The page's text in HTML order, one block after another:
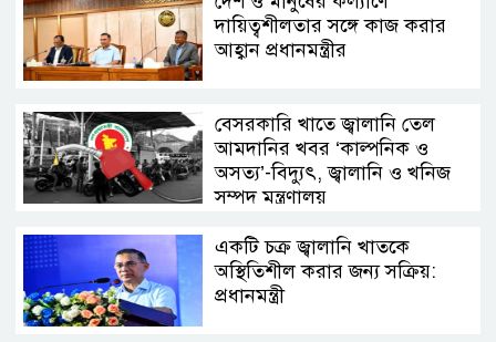
দায়িত্বশীলতার সঙ্গে কাজ করার
আহ্বান প্রধানমন্ত্রীর
বেসরকারি খাতে জ্বালানি তেল
আমদানির খবর ‘কাল্পনিক ও
অসত্য’-বিদ্যুৎ, জ্বালানি ও খনিজ
সম্পদ মন্ত্রণালয়
একটি চক্র জ্বালানি খাতকে
অস্থিতিশীল করার জন্য সক্রিয়:
প্রধানমন্ত্রী